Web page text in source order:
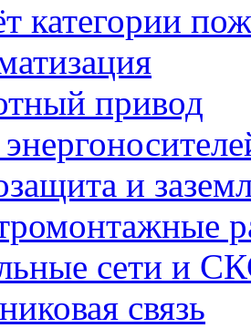
категории
привод
и
сети и
связь